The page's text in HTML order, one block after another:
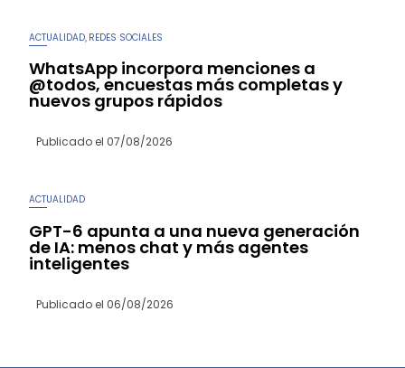
ACTUALIDAD REDES SOCIALES
WhatsApp incorpora menciones a
@todos, encuestas más completas y
nuevos grupos rápidos
Publicado el 07/08/2026
ACTUALIDAD
GPT-6 apunta a una nueva generación
de IA: menos chat y más agentes
inteligentes
Publicado el 06/08/2026